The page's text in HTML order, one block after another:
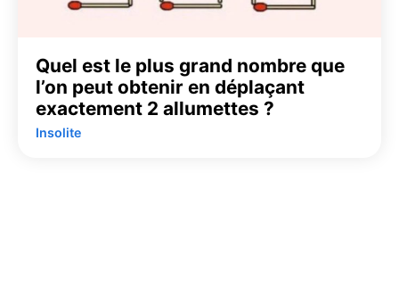
Quel est le plus grand nombre que
l’on peut obtenir en déplaçant
exactement 2 allumettes ?
Insolite